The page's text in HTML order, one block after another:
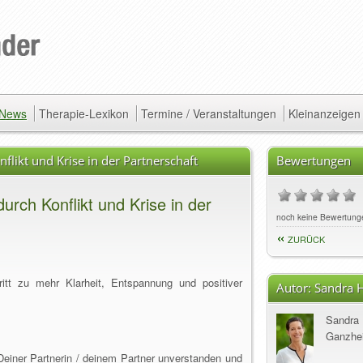
Therapie-Lexikon Termine / Veranstaltungen Kleinanzeigen
und Krise in der Partnerschaft
Konflikt und Krise in der
zu mehr Klarheit, Entspannung und positiver
Partnerin / deinem Partner unverstanden und
Bewertungen
noch keine
ZURÜCK
Autor:Sandra
Sandra